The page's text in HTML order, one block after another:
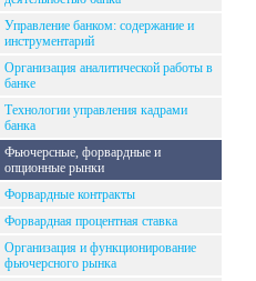
Управление банком: содержание и
инструментарий
Организация аналитической работы в
банке
Технологии управления кадрами
банка
Фьючерсные, форвардные и
опционные рынки
Форвардные контракты
Форвардная процентная ставка
Организация и функционирование
фьючерсного рынка